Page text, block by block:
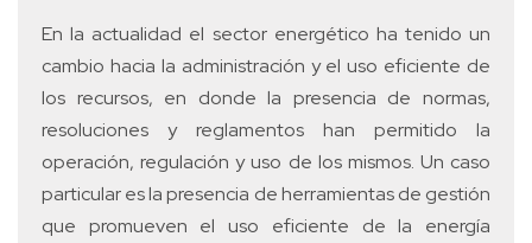
En la actualidad el sector energético ha tenido un
cambio hacia la administración y el uso eficiente de
los recursos, en donde la presencia de normas,
resoluciones y reglamentos han permitido la
operación, regulación y uso de los mismos. Un caso
particular es la presencia de herramientas de gestión
que promueven el uso eficiente de la energía